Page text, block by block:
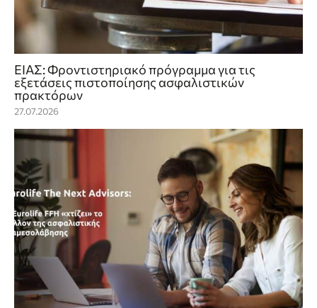
ΕΙΑΣ: Φροντιστηριακό πρόγραμμα για τις
εξετάσεις πιστοποίησης ασφαλιστικών
πρακτόρων
27.07.2026